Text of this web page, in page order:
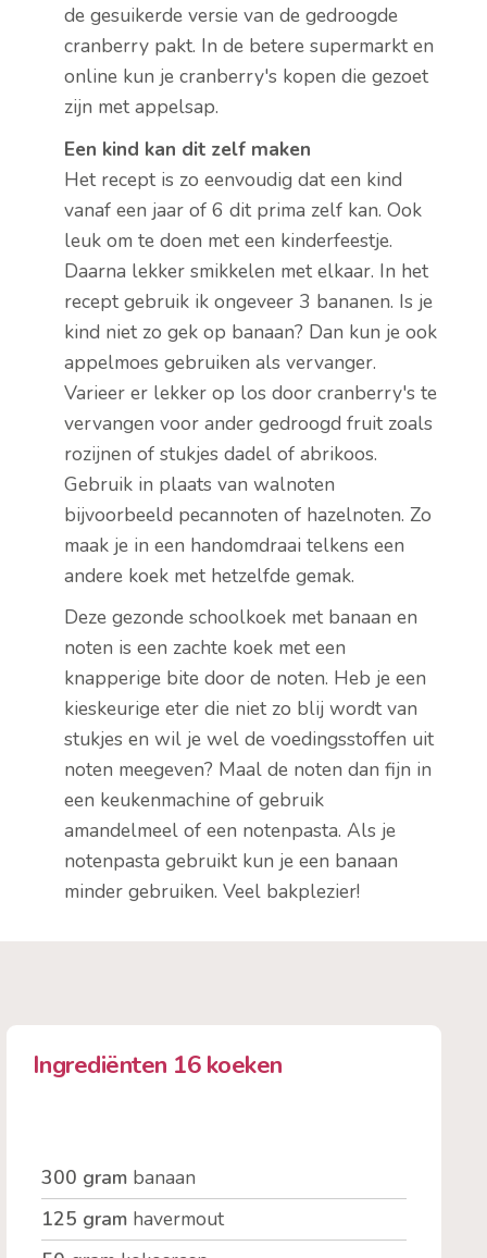
de gesuikerde versie van de gedroogde
cranberry pakt. In de betere supermarkt en
online kun je cranberry's kopen die gezoet
zijn met appelsap.
Een kind kan dit zelf maken
Het recept is zo eenvoudig dat een kind
vanaf een jaar of 6 dit prima zelf kan. Ook
leuk om te doen met een kinderfeestje.
Daarna lekker smikkelen met elkaar. In het
recept gebruik ik ongeveer 3 bananen. Is je
kind niet zo gek op banaan? Dan kun je ook
appelmoes gebruiken als vervanger.
Varieer er lekker op los door cranberry's te
vervangen voor ander gedroogd fruit zoals
rozijnen of stukjes dadel of abrikoos.
Gebruik in plaats van walnoten
bijvoorbeeld pecannoten of hazelnoten. Zo
maak je in een handomdraai telkens een
andere koek met hetzelfde gemak.
Deze gezonde schoolkoek met banaan en
noten is een zachte koek met een
knapperige bite door de noten. Heb je een
kieskeurige eter die niet zo blij wordt van
stukjes en wil je wel de voedingsstoffen uit
noten meegeven? Maal de noten dan fijn in
een keukenmachine of gebruik
amandelmeel of een notenpasta. Als je
notenpasta gebruikt kun je een banaan
minder gebruiken. Veel bakplezier!
Ingrediënten 16 koeken
300 gram banaan
125 gram havermout